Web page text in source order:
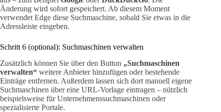
Änderung wird sofort gespeichert. Ab diesem Moment
verwendet Edge diese Suchmaschine, sobald Sie etwas in die
Adressleiste eingeben.
Schritt 6 (optional): Suchmaschinen verwalten
Zusätzlich können Sie über den Button „Suchmaschinen
verwalten“ weitere Anbieter hinzufügen oder bestehende
Einträge entfernen. Außerdem lassen sich dort manuell eigene
Suchmaschinen über eine URL-Vorlage eintragen – nützlich
beispielsweise für Unternehmenssuchmaschinen oder
spezialisierte Portale.